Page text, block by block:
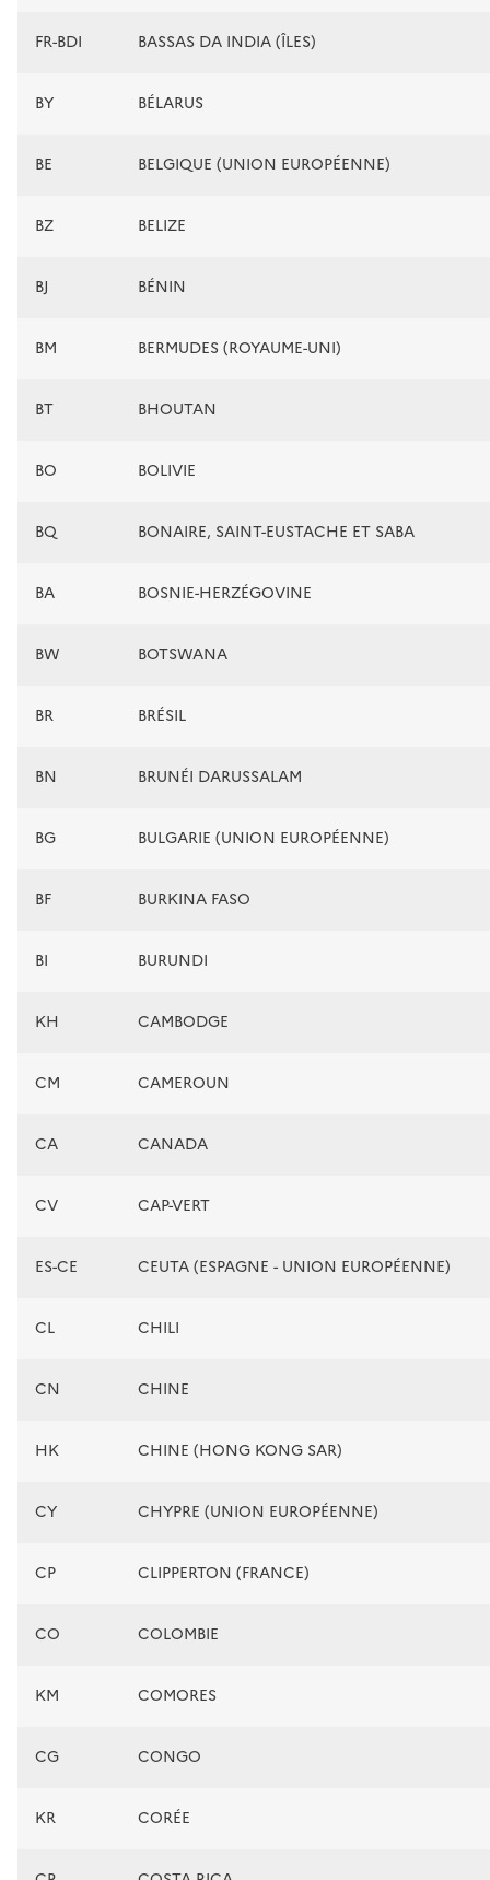
FR-BDI BASSAS DA INDIA (ÎLES)
BY BÉLARUS
BE BELGIQUE (UNION EUROPÉENNE)
BZ BELIZE
BJ BÉNIN
BM BERMUDES (ROYAUME-UNI)
BT BHOUTAN
BO BOLIVIE
BQ BONAIRE, SAINT-EUSTACHE ET SABA
BA BOSNIE-HERZÉGOVINE
BW BOTSWANA
BR BRÉSIL
BN BRUNÉI DARUSSALAM
BG BULGARIE (UNION EUROPÉENNE)
BF BURKINA FASO
BI BURUNDI
KH CAMBODGE
CM CAMEROUN
CA CANADA
CV CAP-VERT
ES-CE CEUTA (ESPAGNE - UNION EUROPÉENNE)
CL CHILI
CN CHINE
HK CHINE (HONG KONG SAR)
CY CHYPRE (UNION EUROPÉENNE)
CP CLIPPERTON (FRANCE)
CO COLOMBIE
KM COMORES
CG CONGO
KR CORÉE